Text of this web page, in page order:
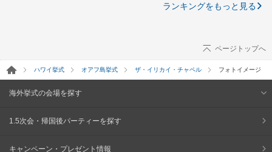
ランキングをもっと見る
ページトップへ
ハワイ挙式 オアフ島挙式 ザ・イリカイ・チャペル フォトイメージ
海外挙式の会場を探す
1.5次会・帰国後パーティーを探す
キャンペーン・プレゼント情報